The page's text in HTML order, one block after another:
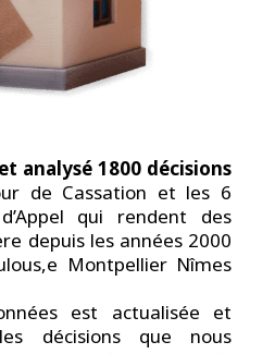
analysé 1800 décisions
de Cassation et les 6
qui rendent des
depuis les années 2000
Montpellier Nîmes
est actualisée et
décisions que nous